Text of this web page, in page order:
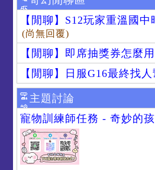
【閒聊】S12玩家重溫國
(尚無回覆)
【閒聊】即席抽獎券怎麼
【閒聊】日服G16最終找
主題討論
寵物訓練師任務 - 奇妙的